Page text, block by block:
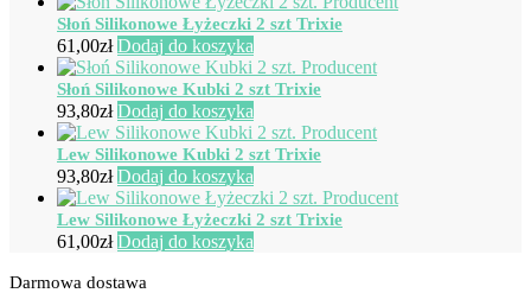
Słoń Silikonowe Łyżeczki 2 szt Trixie
61,00zł Dodaj do koszyka
Słoń Silikonowe Kubki 2 szt Trixie
93,80zł Dodaj do koszyka
Lew Silikonowe Kubki 2 szt Trixie
93,80zł Dodaj do koszyka
Lew Silikonowe Łyżeczki 2 szt Trixie
61,00zł Dodaj do koszyka
Darmowa dostawa